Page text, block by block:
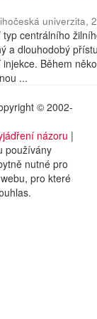
univerzita,
centrálního
a dlouhodobý
Během
...
© 2002-
názoru |
používány
nutné pro
pro které